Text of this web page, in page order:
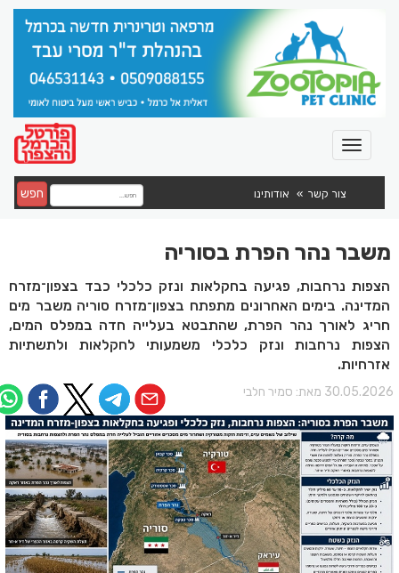
צור קשר אודותינו חפש
משבר נהר הפרת בסוריה
הצפות נרחבות, פגיעה בחקלאות ונזק כלכלי כבד בצפון־מזרח
המדינה. בימים האחרונים מתפתח בצפון־מזרח סוריה משבר מים
חריג לאורך נהר הפרת, שהתבטא בעלייה חדה במפלס המים,
הצפות נרחבות ונזק כלכלי משמעותי לחקלאות ולתשתיות
אזרחיות.
מאת: סמיר חלבי